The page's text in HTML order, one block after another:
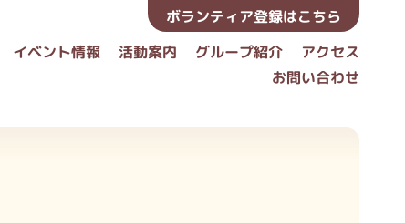
イベント情報 活動案内 グループ紹介
アクセス
お問い合わせ
ボランティア登録はこちら